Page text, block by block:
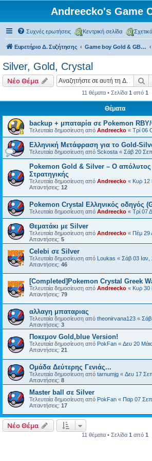
Andreecko's Game
Συχνές ερωτήσεις Κεντρική σελίδα
Ευρετήριο Δ. Συζήτησης Game boy Gold & GB Color
Silver, Gold, Crystal
Νέο Θέμα
11 θέματα • Σελίδα 1 από 1
Θέματα
backup + μπαταρία σε Pokemon
Τελευταία δημοσίευση από Andreecko « Τρί 06
Ελληνική Μετάφραση για το Gold-
Τελευταία δημοσίευση από Sckosta « Σάβ 20
Pokemon Gold & Silver – Ο απόλυτος
Στρατηγικής
Τελευταία δημοσίευση από Andreecko « Κυρ 12
Απαντήσεις: 12
Pokemon Crystal Ελληνικός οδηγός
Τελευταία δημοσίευση από Andreecko « Τρί 07
Θεματάκι με Silver
Τελευταία δημοσίευση από Andreecko « Πέμ 29
Απαντήσεις: 5
Celebi σε Silver
Τελευταία δημοσίευση από Loukas « Σάβ 03 Ιαν,
Απαντήσεις: 46
[Completed]Pokemon Crystal Greek
Τελευταία δημοσίευση από Andreecko « Κυρ 30
Απαντήσεις: 79
αλλαγη μπαταριας
Τελευταία δημοσίευση από theonirvana123 « Σάβ
Απαντήσεις: 3
Ποκεμον Gold,blue Version!
Τελευταία δημοσίευση από PokFan « Δευ 20
Απαντήσεις: 21
Ομάδα Δεύτερης Γενιάς...
Τελευταία δημοσίευση από tarnumjg « Δευ 17
Απαντήσεις: 8
Master ball σε Silver
Τελευταία δημοσίευση από PokFan « Παρ 07
Απαντήσεις: 17
Νέο Θέμα
11 θέματα • Σελίδα 1 από 1